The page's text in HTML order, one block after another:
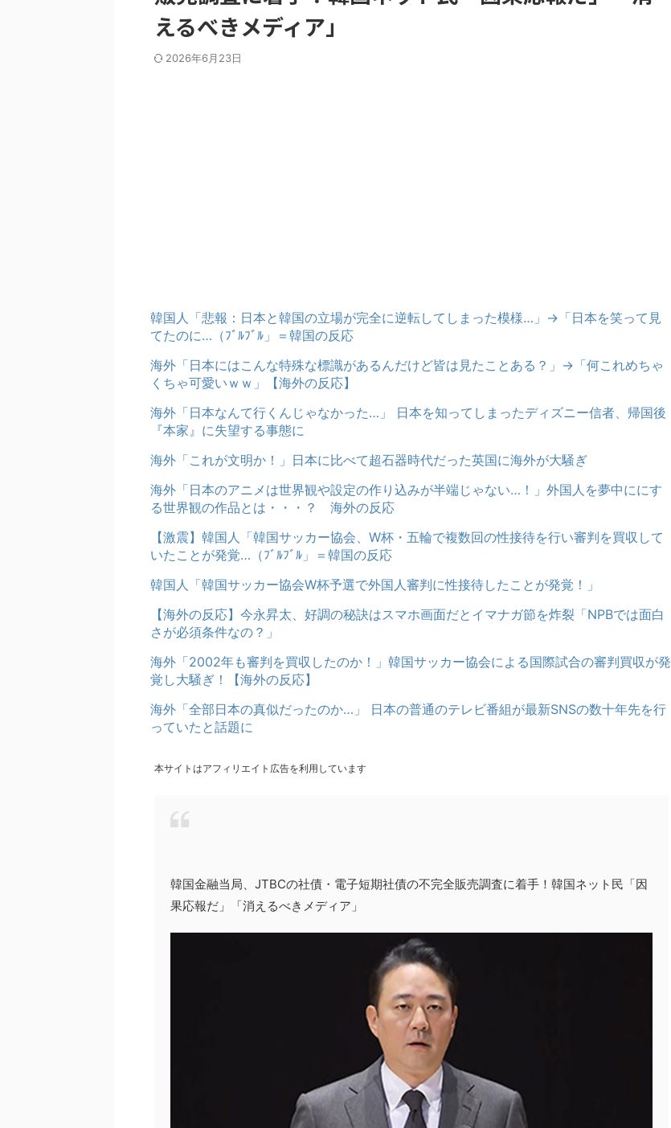
えるべきメディア」
2026年6月23日
韓国人「悲報：日本と韓国の立場が完全に逆転してしまった模様…」→「日本を笑って見
てたのに…（ﾌﾞﾙﾌﾞﾙ」＝韓国の反応
海外「日本にはこんな特殊な標識があるんだけど皆は見たことある？」→「何これめちゃ
くちゃ可愛いｗｗ」【海外の反応】
海外「日本なんて行くんじゃなかった…」 日本を知ってしまったディズニー信者、帰国後
『本家』に失望する事態に
海外「これが文明か！」日本に比べて超石器時代だった英国に海外が大騒ぎ
海外「日本のアニメは世界観や設定の作り込みが半端じゃない…！」外国人を夢中ににす
る世界観の作品とは・・・？ 海外の反応
【激震】韓国人「韓国サッカー協会、W杯・五輪で複数回の性接待を行い審判を買収して
いたことが発覚…（ﾌﾞﾙﾌﾞﾙ」＝韓国の反応
韓国人「韓国サッカー協会W杯予選で外国人審判に性接待したことが発覚！」
【海外の反応】今永昇太、好調の秘訣はスマホ画面だとイマナガ節を炸裂「NPBでは面白
さが必須条件なの？」
海外「2002年も審判を買収したのか！」韓国サッカー協会による国際試合の審判買収が発
覚し大騒ぎ！【海外の反応】
海外「全部日本の真似だったのか…」 日本の普通のテレビ番組が最新SNSの数十年先を行
っていたと話題に
本サイトはアフィリエイト広告を利用しています
韓国金融当局、JTBCの社債・電子短期社債の不完全販売調査に着手！韓国ネット民「因
果応報だ」「消えるべきメディア」